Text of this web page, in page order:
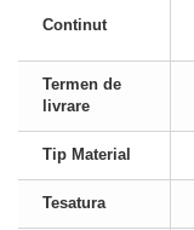
Continut
Termen de
livrare
Tip Material
Tesatura